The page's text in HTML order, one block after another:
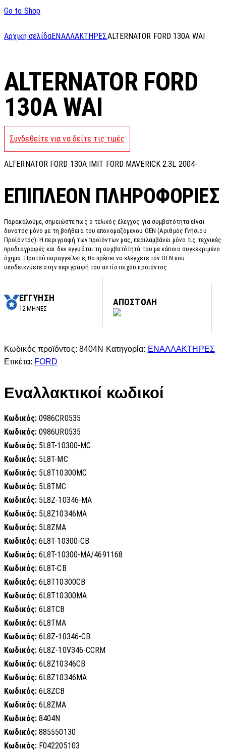
Go to Shop
Αρχική σελίδαΕΝΑΛΛΑΚΤΗΡΕΣALTERNATOR FORD 130A WAI
ALTERNATOR FORD
130A WAI
Συνδεθείτε για να δείτε τις τιμές
ALTERNATOR FORD 130A IMIT FORD MAVERICK 2.3L 2004-
ΕΠΙΠΛΈΟΝ ΠΛΗΡΟΦΟΡΊΕΣ
Παρακαλούμε, σημειώστε πως ο τελικός έλεγχος για συμβατότητα είναι
δυνατός μόνο με τη βοήθεια του επονομαζόμενου OEN (Αριθμός Γνήσιου
Προϊόντος). Η περιγραφή των προϊόντων μας, περιλαμβάνει μόνο τις τεχνικές
προδιαγραφές και δεν εγγυάται τη συμβατότητά του με κάποιο συγκεκριμένο
όχημα. Προτού παραγγείλετε, θα πρέπει να ελέγχετε τον OEN που
υποδεικνύετε στην περιγραφή του αντίστοιχου προϊόντος
ΕΓΓΥΗΣΗ
12 ΜΗΝΕΣ
ΑΠΟΣΤΟΛΗ
Κωδικός προϊόντος: 8404N Κατηγορία: ΕΝΑΛΛΑΚΤΗΡΕΣ
Ετικέτα: FORD
Εναλλακτικοί κωδικοί
Κωδικός: 0986CR0535
Κωδικός: 0986UR0535
Κωδικός: 5L8T-10300-MC
Κωδικός: 5L8T-MC
Κωδικός: 5L8T10300MC
Κωδικός: 5L8TMC
Κωδικός: 5L8Z-10346-MA
Κωδικός: 5L8Z10346MA
Κωδικός: 5L8ZMA
Κωδικός: 6L8T-10300-CB
Κωδικός: 6L8T-10300-MA/4691168
Κωδικός: 6L8T-CB
Κωδικός: 6L8T10300CB
Κωδικός: 6L8T10300MA
Κωδικός: 6L8TCB
Κωδικός: 6L8TMA
Κωδικός: 6L8Z-10346-CB
Κωδικός: 6L8Z-10V346-CCRM
Κωδικός: 6L8Z10346CB
Κωδικός: 6L8Z10346MA
Κωδικός: 6L8ZCB
Κωδικός: 6L8ZMA
Κωδικός: 8404N
Κωδικός: 885550130
Κωδικός: F042205103